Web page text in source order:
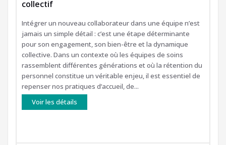
collectif
Intégrer un nouveau collaborateur dans une équipe n’est
jamais un simple détail : c’est une étape déterminante
pour son engagement, son bien-être et la dynamique
collective. Dans un contexte où les équipes de soins
rassemblent différentes générations et où la rétention du
personnel constitue un véritable enjeu, il est essentiel de
repenser nos pratiques d’accueil, de...
Voir les détails